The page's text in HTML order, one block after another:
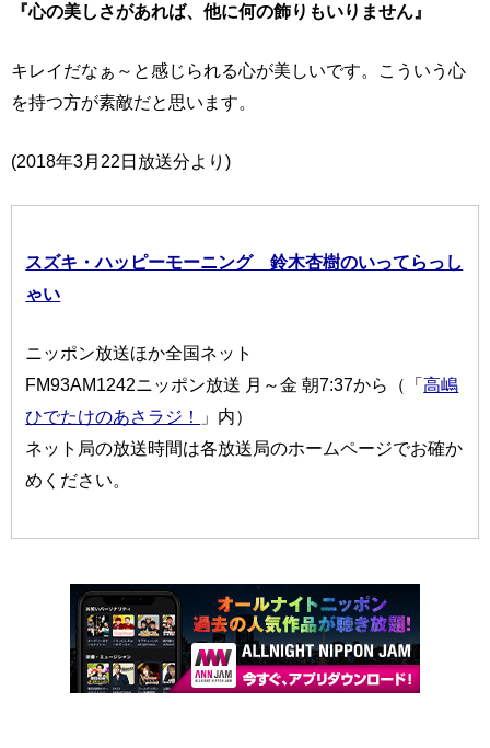
『心の美しさがあれば、他に何の飾りもいりません』
キレイだなぁ～と感じられる心が美しいです。こういう心
を持つ方が素敵だと思います。
(2018年3月22日放送分より)
スズキ・ハッピーモーニング 鈴木杏樹のいってらっし
ゃい
ニッポン放送ほか全国ネット
FM93AM1242ニッポン放送 月～金 朝7:37から（「高嶋
ひでたけのあさラジ！
」内）
ネット局の放送時間は各放送局のホームページでお確か
めください。